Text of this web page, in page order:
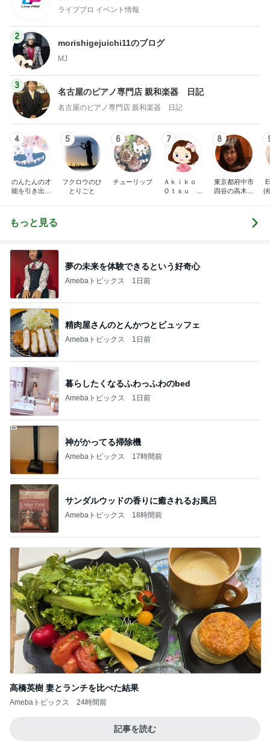
ライブプロ イベント情報
2
morishigejuichi11のブログ
MJ
3
名古屋のピアノ専門店 親和楽器 日記
名古屋のピアノ専門店 親和楽器 日記
4
のんたんの才
能を引き出す
ハウ発信＆ア
レンジ楽譜販
5
フクロウのひ
とりごと
6
チューリップ
7
Ａｋｉｋｏ
Ｏｔｓｕ ピ
8
東京都府中市
四谷の高木久
(
もっと見る
夢の未来を体験できるという好奇心
Amebaトピックス 1日前
精肉屋さんのとんかつとビュッフェ
Amebaトピックス 1日前
暮らしたくなるふわっふわのbed
Amebaトピックス 1日前
神がかってる掃除機
Amebaトピックス 17時間前
サンダルウッドの香りに癒されるお風呂
Amebaトピックス 18時間前
高橋英樹 妻とランチを比べた結果
Amebaトピックス 24時間前
記事を読む